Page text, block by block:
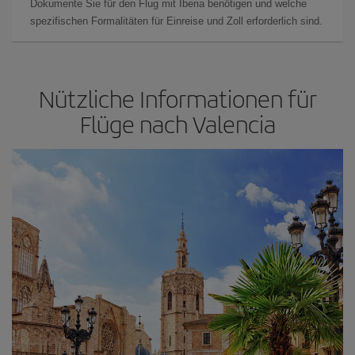
Dokumente Sie für den Flug mit Iberia benötigen und welche
spezifischen Formalitäten für Einreise und Zoll erforderlich sind.
Nützliche Informationen für
Flüge nach Valencia